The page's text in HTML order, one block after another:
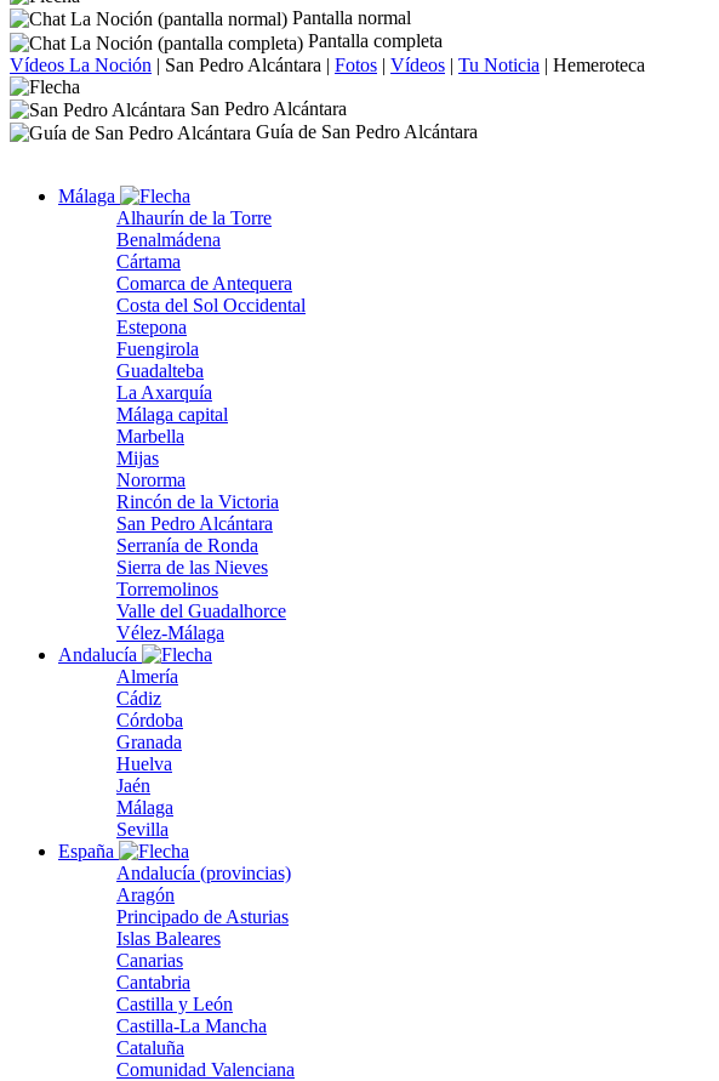
Pantalla normal
Pantalla completa
Vídeos La Noción | San Pedro Alcántara | Fotos | Vídeos | Tu Noticia | Hemeroteca
San Pedro Alcántara
Guía de San Pedro Alcántara
Málaga
Alhaurín de la Torre
Benalmádena
Cártama
Comarca de Antequera
Costa del Sol Occidental
Estepona
Fuengirola
Guadalteba
La Axarquía
Málaga capital
Marbella
Mijas
Nororma
Rincón de la Victoria
San Pedro Alcántara
Serranía de Ronda
Sierra de las Nieves
Torremolinos
Valle del Guadalhorce
Vélez-Málaga
Andalucía
Almería
Cádiz
Córdoba
Granada
Huelva
Jaén
Málaga
Sevilla
España
Andalucía (provincias)
Aragón
Principado de Asturias
Islas Baleares
Canarias
Cantabria
Castilla y León
Castilla-La Mancha
Cataluña
Comunidad Valenciana